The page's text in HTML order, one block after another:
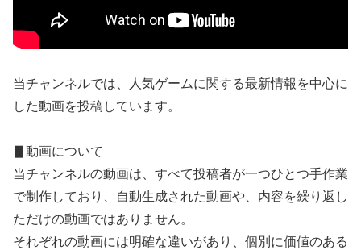
当チャンネルでは、人気ゲームに関する最新情報を中心に
した動画を投稿しています。
▋動画について
当チャンネルの動画は、すべて投稿者が一つひとつ手作業
で制作しており、自動生成された動画や、内容を繰り返し
ただけの動画ではありません。
それぞれの動画には明確な違いがあり、個別に価値のある